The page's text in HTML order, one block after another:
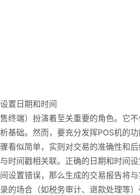
置日期和时间
终端）扮演着至关重要的角色。它
基础。然而，要充分发挥POS机的
看似简单，实则对交易的准确性和后
时间戳相关联。正确的日期和时间
设置错误，那么生成的交易报告将
的场合（如税务审计、退款处理等